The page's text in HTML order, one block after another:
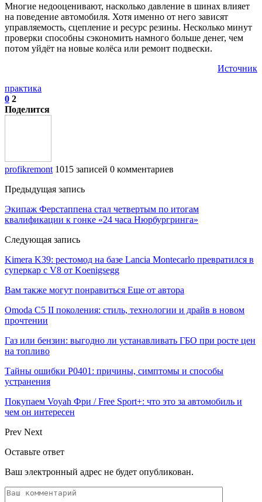
Многие недооценивают, насколько давление в шинах влияет
на поведение автомобиля. Хотя именно от него зависят
управляемость, сцепление и ресурс резины. Несколько минут
проверки способны сэкономить намного больше денег, чем
потом уйдёт на новые колёса или ремонт подвески.
Источник
практика
0 2
Поделится
profikremont 1015 записей 0 комментариев
Предыдущая запись
Экипаж Ферстаппена стал четвертым по итогам
квалификации к гонке «24 часа Нюрбургринга»
Следующая запись
Kimera K39: рестомод на базе Lancia Montecarlo превратился в
суперкар с V8 от Koenigsegg
Вам также могут понравиться Еще от автора
Omoda C5 II поколения: стиль, технологии и драйв в новом
прочтении
Газ или бензин: выгодно ли устанавливать ГБО при росте цен
на топливо
Тайны ошибки P0401: причины, симптомы и способы
устранения
Покупаем Voyah Фри / Free Sport+: что это за автомобиль и
чем он интересен
Prev Next
Оставьте ответ
Ваш электронный адрес не будет опубликован.